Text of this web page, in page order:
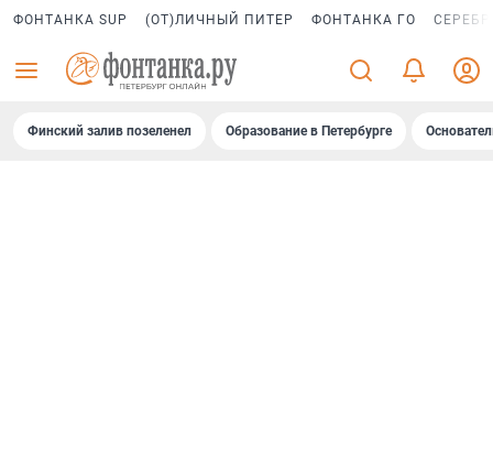
ФОНТАНКА SUP (ОТ)ЛИЧНЫЙ ПИТЕР ФОНТАНКА ГО
Финский залив позеленел Образование в Петербурге